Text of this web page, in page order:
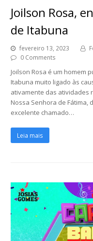
Joilson Rosa,
de Itabuna
fevereiro 13, 2023
0 Comments
Joilson Rosa é um homem
Itabuna muito ligado às
ativamente das atividades
Nossa Senhora de Fátima,
excelente chamado…
Leia mais